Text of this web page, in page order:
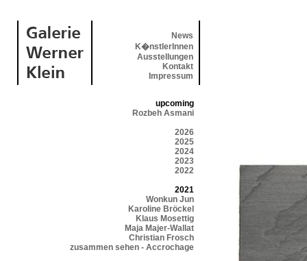
News
K�nstlerInnen
Ausstellungen
Kontakt
Impressum
upcoming
Rozbeh Asmani
2026
2025
2024
2023
2022
2021
Wonkun Jun
Karoline Bröckel
Klaus Mosettig
Maja Majer-Wallat
Christian Frosch
zusammen sehen - Accrochage